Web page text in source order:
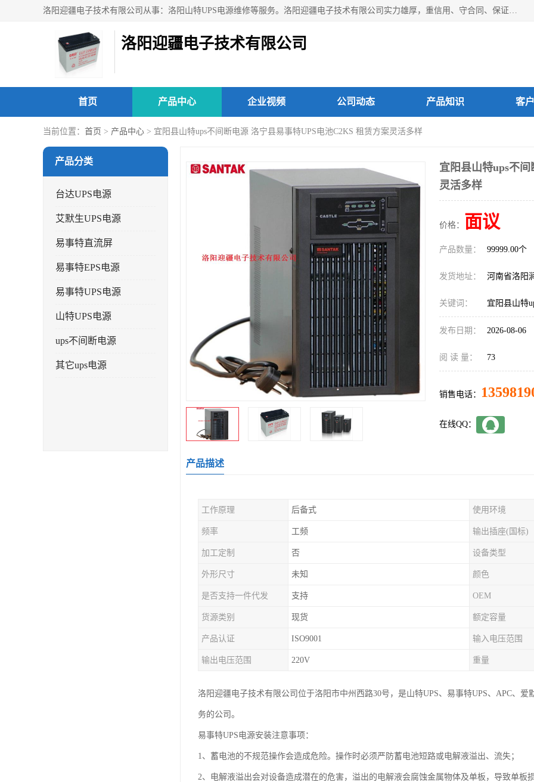
洛阳迎疆电子技术有限公司从事：洛阳山特UPS电源维修等服务。洛阳迎疆电子技术有限公司实力雄厚，重信用、守合同、保证产品质量，以多品种经营特色和薄利多销的原则，赢得了广大客户的信任。公司的宗旨——用服务求发展，用质量求生存！
洛阳迎疆电子技术有限公司
首页 产品中心 企业视频 公司动态 产品知识 客
当前位置： 首页 > 产品中心 > 宜阳县山特ups不间断电源 洛宁县易事特UPS电池C2KS 租赁方案灵活多样
产品分类
台达UPS电源
艾默生UPS电源
易事特直流屏
易事特EPS电源
易事特UPS电源
山特UPS电源
ups不间断电源
其它ups电源
宜阳县山特ups不
灵活多样
价格： 面议
产品数量： 99999.00个
发货地址： 河南省洛阳
关键词： 宜阳县山特
发布日期： 2026-08-06
阅 读 量： 73
销售电话：
在线QQ：
产品描述
工作原理 后备式 使用环境
频率 工频 输出插座(国标)
加工定制 否 设备类型
外形尺寸 未知 颜色
是否支持一件代发 支持 OEM
货源类别 现货 额定容量
产品认证 ISO9001 输入电压范围
输出电压范围 220V 重量
洛阳迎疆电子技术有限公司位于洛阳市中州西路30号，是山特UPS、易事特UPS、APC、
务的公司。
易事特UPS电源安装注意事项：
1、蓄电池的不规范操作会造成危险。操作时必须严防蓄电池短路或电解液溢出、流失；
2、电解液溢出会对设备造成潜在的危害，溢出的电解液会腐蚀金属物体及单板，导致单板